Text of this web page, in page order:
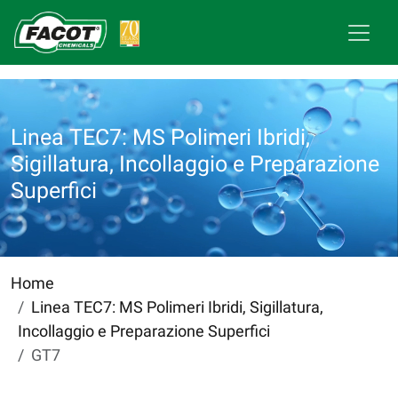
Linea TEC7: MS Polimeri Ibridi,
Sigillatura, Incollaggio e Preparazione
Superfici
Home
Linea TEC7: MS Polimeri Ibridi, Sigillatura,
Incollaggio e Preparazione Superfici
GT7